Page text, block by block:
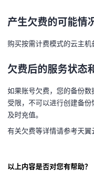
爆款云主机全场特惠，2核
免费活动
免费试用中心
多款云产品免费试用，快来
受限，不可以进行创建备
有关欠费等详情请参考天
产生欠费的可能情
购买按需计费模式的云主机
欠费后的服务状态
如果账号欠费，您的备份
受限，不可以进行创建备
及时充值。
有关欠费等详情请参考天
以上内容是否对您有帮助？